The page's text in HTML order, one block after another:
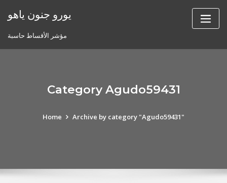
يورو جنون ياهو
مؤشر الأقساط حاسبة
Category Agudo59431
Home Archive by category "Agudo59431"